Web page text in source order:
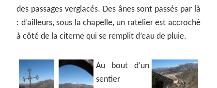
des passages verglacés. Des ânes sont passés par là
: d’ailleurs, sous la chapelle, un ratelier est accroché
à côté de la citerne qui se remplit d’eau de pluie.
Au bout d’un
sentier